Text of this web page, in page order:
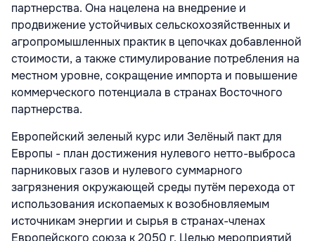
партнерства. Она нацелена на внедрение и
продвижение устойчивых сельскохозяйственных и
агропромышленных практик в цепочках добавленной
стоимости, а также стимулирование потребления на
местном уровне, сокращение импорта и повышение
коммерческого потенциала в странах Восточного
партнерства.
Европейский зеленый курс или Зелёный пакт для
Европы - план достижения нулевого нетто-выброса
парниковых газов и нулевого суммарного
загрязнения окружающей среды путём перехода от
использования ископаемых к возобновляемым
источникам энергии и сырья в странах-членах
Европейского союза к 2050 г. Целью мероприятий